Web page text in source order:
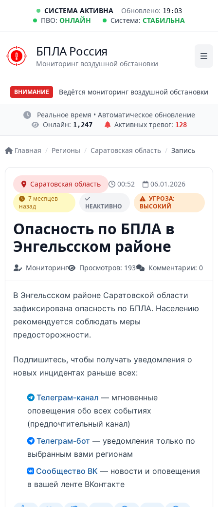
СИСТЕМА АКТИВНА Обновлено: 19:03
ПВО: ОНЛАЙН Система: СТАБИЛЬНА
БПЛА Россия
Мониторинг воздушной обстановки
ВНИМАНИЕ Ведётся мониторинг воздушной обстановки
Реальное время • Автоматическое обновление
Онлайн: 1,247 Активных тревог: 128
Главная / Регионы / Саратовская область / Запись
Саратовская область 00:52 06.01.2026
7 месяцев
назад
НЕАКТИВНО
УГРОЗА:
ВЫСОКИЙ
Опасность по БПЛА в
Энгельсском районе
Мониторинг Просмотров: 193 Комментарии: 0
В Энгельсском районе Саратовской области
зафиксирована опасность по БПЛА. Населению
рекомендуется соблюдать меры
предосторожности.
Подпишитесь, чтобы получать уведомления о
новых инцидентах раньше всех:
Телеграм-канал — мгновенные
оповещения обо всех событиях
(предпочтительный канал)
Телеграм-бот — уведомления только по
выбранным вами регионам
Сообщество ВК — новости и оповещения
в вашей ленте ВКонтакте